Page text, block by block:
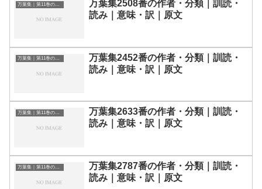
万葉集｜第11巻の和歌一覧
万葉集2508番の作者・分類｜訓読・
読み｜意味・訳｜原文
万葉集｜第11巻の和歌一覧
万葉集2452番の作者・分類｜訓読・
読み｜意味・訳｜原文
万葉集｜第11巻の和歌一覧
万葉集2633番の作者・分類｜訓読・
読み｜意味・訳｜原文
万葉集｜第11巻の和歌一覧
万葉集2787番の作者・分類｜訓読・
読み｜意味・訳｜原文